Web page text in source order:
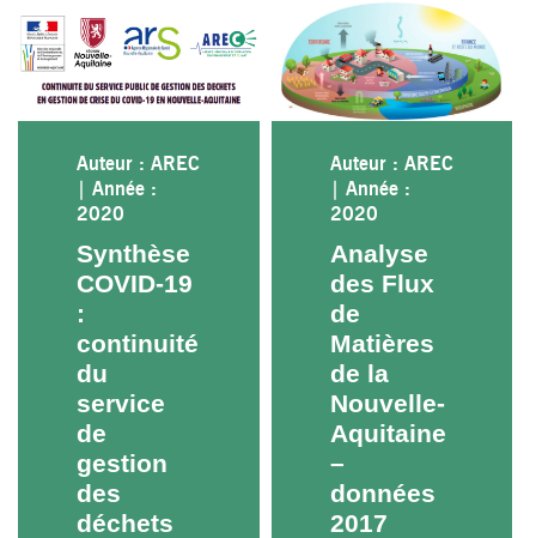
Auteur : AREC
| Année :
2020
Synthèse
COVID-19
:
continuité
du
service
de
gestion
des
déchets
Auteur : AREC
| Année :
2020
Analyse
des Flux
de
Matières
de la
Nouvelle-
Aquitaine
–
données
2017